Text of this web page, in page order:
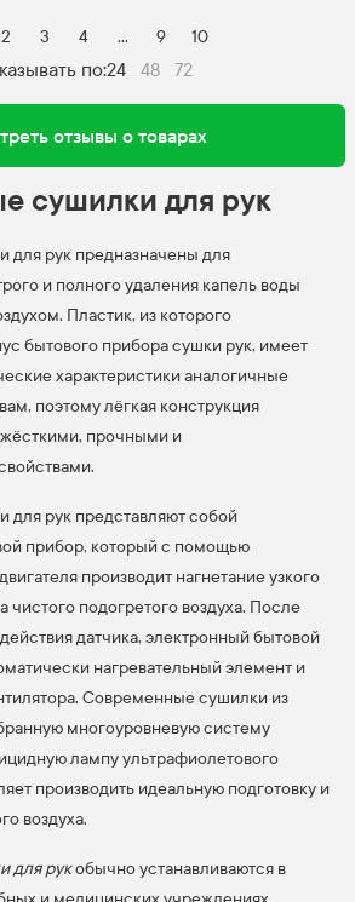
2 3 4 ... 9 10
по:24 48 72
отзывы о товарах
сушилки для рук
для рук предназначены для
и полного удаления капель воды
Пластик, из которого
бытового прибора сушки рук, имеет
характеристики аналогичные
поэтому лёгкая конструкция
жёсткими, прочными и
для рук представляют собой
прибор, который с помощью
производит нагнетание узкого
чистого подогретого воздуха. После
датчика, электронный бытовой
нагревательный элемент и
Современные сушилки из
многоуровневую систему
лампу ультрафиолетового
производить идеальную подготовку и
воздуха.
для рукобычно устанавливаются в